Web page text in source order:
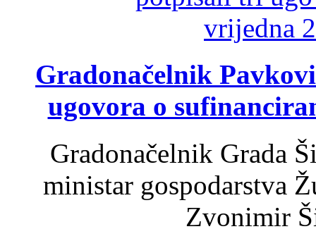
Gradonačelnik
ugovora o
Gradonačelnik Grada
ministar gospodarstva
Zvonimir